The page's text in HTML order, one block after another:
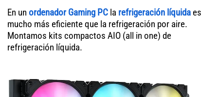
En un ordenador Gaming PC la refrigeración líquida es
mucho más eficiente que la refrigeración por aire.
Montamos kits compactos AIO (all in one) de
refrigeración líquida.